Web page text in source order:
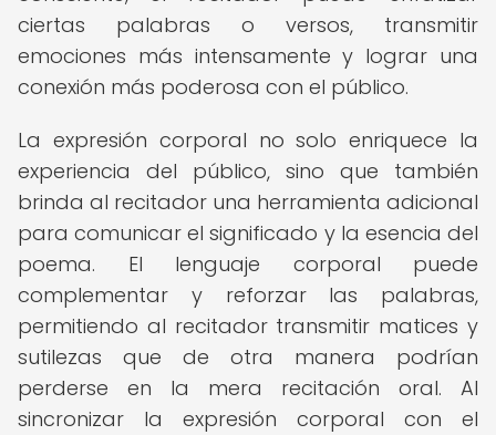
ciertas palabras o versos, transmitir
emociones más intensamente y lograr una
conexión más poderosa con el público.
La expresión corporal no solo enriquece la
experiencia del público, sino que también
brinda al recitador una herramienta adicional
para comunicar el significado y la esencia del
poema. El lenguaje corporal puede
complementar y reforzar las palabras,
permitiendo al recitador transmitir matices y
sutilezas que de otra manera podrían
perderse en la mera recitación oral. Al
sincronizar la expresión corporal con el